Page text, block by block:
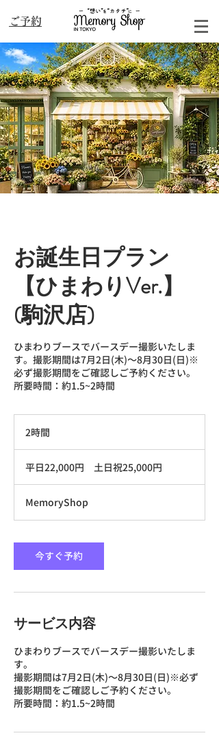
​ご予約
お誕生日プラン
【ひまわりVer.】
(駒沢店)
ひまわりブースでバースデー撮影いたしま
す。撮影期間は7月2日(木)〜8月30日(日)※
必ず撮影期間をご確認しご予約ください。
所要時間：約1.5~2時間
2時間
22,000
25,000
平日22,000円 土日祝25,000円
MemoryShop
今すぐ予約
サービス内容
ひまわりブースでバースデー撮影いたしま
す。
撮影期間は7月2日(木)〜8月30日(日)※必ず
撮影期間をご確認しご予約ください。
所要時間：約1.5~2時間